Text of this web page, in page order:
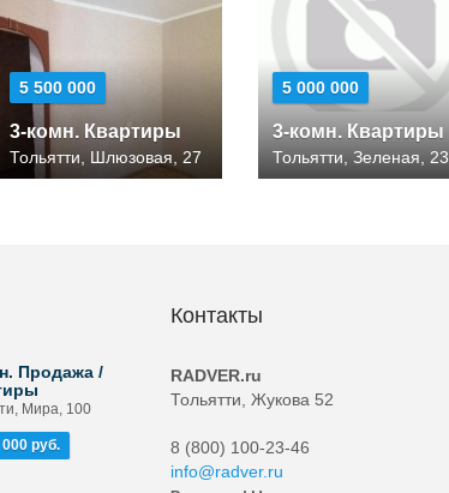
5 500 000
3-комн. Квартиры
Тольятти, Шлюзовая, 27
5 000 000
3-комн. Квартиры
Тольятти, Зеленая, 23
Продажа /
Мира, 100
руб.
Контакты
RADVER.ru
Тольятти, Жукова 52
8 (800) 100-23-46
info@radver.ru